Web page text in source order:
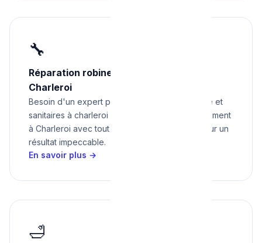
🔧
Réparation robinetterie et sanitaires à
Charleroi
Besoin d'un expert pour réparation robinetterie et
sanitaires à charleroi ? Nous intervenons rapidement
à Charleroi avec tout le matériel nécessaire pour un
résultat impeccable.
En savoir plus →
🛁